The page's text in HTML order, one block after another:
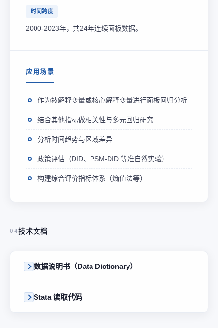
时间跨度
2000-2023年，共24年连续面板数据。
应用场景
作为被解释变量或核心解释变量进行面板回归分析
结合其他指标做相关性与多元回归研究
分析时间趋势与区域差异
政策评估（DID、PSM-DID 等准自然实验）
构建综合评价指标体系（熵值法等）
04 技术文档
数据说明书（Data Dictionary）
Stata 读取代码